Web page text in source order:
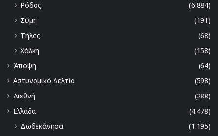
Ρόδος
(6.884)
Σύμη
(191)
Τήλος
(68)
Χάλκη
(158)
Άποψη
(64)
Αστυνομικό Δελτίο
(598)
Διεθνή
(288)
Ελλάδα
(4.478)
Δωδεκάνησα
(1.195)